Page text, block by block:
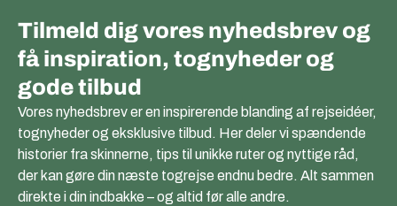
Tilmeld dig vores nyhedsbrev og
få inspiration, tognyheder og
gode tilbud
Vores nyhedsbrev er en inspirerende blanding af rejseidéer,
tognyheder og eksklusive tilbud. Her deler vi spændende
historier fra skinnerne, tips til unikke ruter og nyttige råd,
der kan gøre din næste togrejse endnu bedre. Alt sammen
direkte i din indbakke – og altid før alle andre.